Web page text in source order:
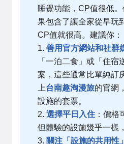
睡覺功能，CP值很低
果包含了讓全家從早玩
CP值就很高。建議你：
1. 善用官方網站和社群
「一泊二食」或「住宿
案，這些通常比單純訂
上台南趣淘漫旅的官網
設施的套票。
2. 選擇平日入住 ：價格
但體驗的設施幾乎一樣
3. 關注「設施的共用性」